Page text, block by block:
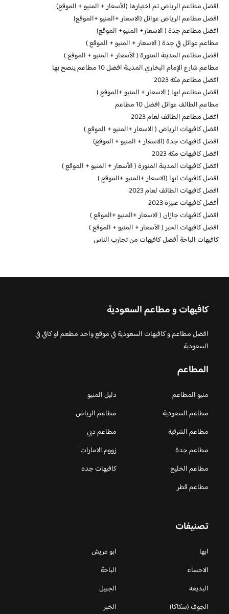
افضل مطاعم الرياض تم اختيارها (الأسعار + المنيو + الموقع)
افضل مطاعم الرياض عوائل (الاسعار +المنيو +الموقع)
افضل مطاعم جدة ( الاسعار+ المنيو+ الموقع)
مطاعم عوائل في جدة ( الاسعار + المنيو + الموقع )
افضل مطاعم المدينة المنورة ( الأسعار + المنيو + الموقع )
مطاعم شارع الإمام البخاري المدينة افضل 10 مطاعم ينصح بها
افضل مطاعم مكة 2023
افضل مطاعم ابها ( الاسعار + المنيو +الموقع )
مطاعم الطائف عوائل افضل 10 مطاعم
افضل مطاعم الطائف لعام 2023
افضل كافيهات الرياض ( الاسعار +المنيو + الموقع )
افضل كافيهات جدة (الاسعار + المنيو + الموقع)
افضل كافيهات مكة 2023
افضل كافيهات المدينة المنورة ( الأسعار + المنيو + الموقع )
افضل كافيهات ابها (الاسعار +المنيو +الموقع )
افضل كافيهات الطائف لعام 2023
أفضل كافيهات عنيزة 2023
افضل كافيهات جازان ( الاسعار +المنيو +الموقع )
افضل كافيهات الخبر ( الأسعار + المنيو + الموقع )
كافيهات الباحة أفضل كافيهات من تجارب الناس
كافيهات و مطاعم السعودية
افضل مطاعم و كافيهات السعودية في موقع واحد مطعم او كافي في
السعودية
المطاعم
منيو المطاعم
دليل المنيو
مطاعم السعودية
مطاعم الرياض
مطاعم الشرقية
مطاعم دبي
مطاعم جدة
زووم الامارات
مطاعم الخليج
كافيهات جده
مطاعم قطر
تصنيفات
ابها
ابو عريش
الاحساء
الباحة
البديعة
الجبيل
الجوف (سكاكا)
الخبر